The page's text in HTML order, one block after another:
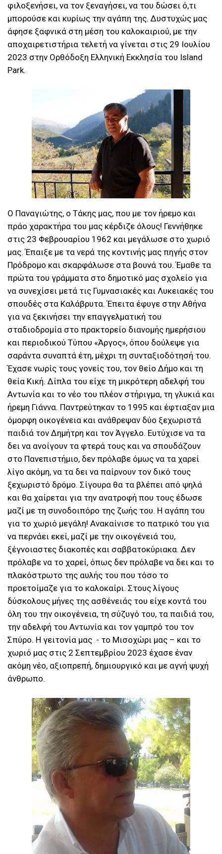
φιλοξενήσει, να τον ξεναγήσει, να του δώσει ό,τι
μπορούσε και κυρίως την αγάπη της. Δυστυχώς μας
άφησε ξαφνικά στη μέση του καλοκαιριού, με την
αποχαιρετιστήρια τελετή να γίνεται στις 29 Ιουλίου
2023 στην Ορθόδοξη Ελληνική Εκκλησία του Island
Park.
Ο Παναγιώτης, ο Τάκης μας, που με τον ήρεμο και
πράο χαρακτήρα του μας κέρδιζε όλους! Γεννήθηκε
στις 23 Φεβρουαρίου 1962 και μεγάλωσε στο χωριό
μας. Έπαιξε με τα νερά της κοντινής μας πηγής στον
Πρόδρομο και σκαρφάλωσε στα βουνά του. Έμαθε τα
πρώτα του γράμματα στο δημοτικό μας σχολείο για
να συνεχίσει μετά τις Γυμνασιακές και Λυκειακές του
σπουδές στα Καλάβρυτα. Έπειτα έφυγε στην Αθήνα
για να ξεκινήσει την επαγγελματική του
σταδιοδρομία στο πρακτορείο διανομής ημερήσιου
και περιοδικού Τύπου «Άργος», όπου δούλεψε για
σαράντα συναπτά έτη, μέχρι τη συνταξιοδότησή του.
Έχασε νωρίς τους γονείς του, τον θείο Δήμο και τη
θεία Κική. Δίπλα του είχε τη μικρότερη αδελφή του
Αντωνία και το νέο του πλέον στήριγμα, τη γλυκιά και
ήρεμη Γιάννα. Παντρεύτηκαν το 1995 και έφτιαξαν μια
όμορφη οικογένεια και ανάθρεψαν δύο ξεχωριστά
παιδιά τον Δημήτρη και τον Άγγελο. Ευτύχισε να τα
δει να ανοίγουν τα φτερά τους και να σπουδάζουν
στο Πανεπιστήμιο, δεν πρόλαβε όμως να τα χαρεί
λίγο ακόμη, να τα δει να παίρνουν τον δικό τους
ξεχωριστό δρόμο. Σίγουρα θα τα βλέπει από ψηλά
και θα χαίρεται για την ανατροφή που τους έδωσε
μαζί με τη συνοδοιπόρο της ζωής του. Η αγάπη του
για το χωριό μεγάλη! Ανακαίνισε το πατρικό του για
να περνάει εκεί, μαζί με την οικογένειά του,
ξέγνοιαστες διακοπές και σαββατοκύριακα. Δεν
πρόλαβε να το χαρεί, όπως δεν πρόλαβε να δει και το
πλακόστρωτο της αυλής του που τόσο το
προετοίμαζε για το καλοκαίρι. Στους λίγους
δύσκολους μήνες της ασθένειάς του είχε κοντά του
όλη του την οικογένεια, τη σύζυγό του, τα παιδιά του,
την αδελφή του Αντωνία και τον γαμπρό του τον
Σπύρο. Η γειτονία μας - το Μισοχώρι μας – και το
χωριό μας στις 2 Σεπτεμβρίου 2023 έχασε έναν
ακόμη νέο, αξιοπρεπή, δημιουργικό και με αγνή ψυχή
άνθρωπο.